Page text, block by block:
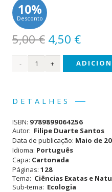
10%
Desconto
5,00€ O
preço
original
5,00 €.
4,50 €O
preço
atual
Quantidade
DETALHES
ISBN: 9789899064256
Autor: Filipe Duarte Santos
Data de publicação: Maio de
Idioma: Português
Capa: Cartonada
Páginas: 128
Tema: Ciências Exatas e
Sub-tema: Ecologia